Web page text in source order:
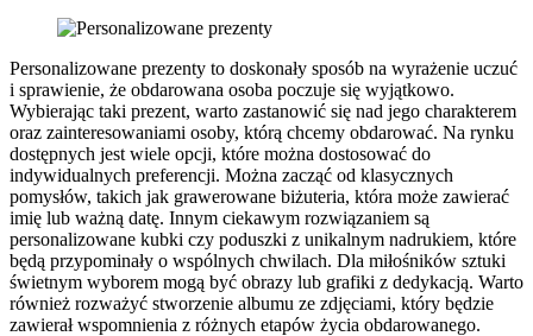
Personalizowane prezenty to doskonały sposób na wyrażenie uczuć
i sprawienie, że obdarowana osoba poczuje się wyjątkowo.
Wybierając taki prezent, warto zastanowić się nad jego charakterem
oraz zainteresowaniami osoby, którą chcemy obdarować. Na rynku
dostępnych jest wiele opcji, które można dostosować do
indywidualnych preferencji. Można zacząć od klasycznych
pomysłów, takich jak grawerowane biżuteria, która może zawierać
imię lub ważną datę. Innym ciekawym rozwiązaniem są
personalizowane kubki czy poduszki z unikalnym nadrukiem, które
będą przypominały o wspólnych chwilach. Dla miłośników sztuki
świetnym wyborem mogą być obrazy lub grafiki z dedykacją. Warto
również rozważyć stworzenie albumu ze zdjęciami, który będzie
zawierał wspomnienia z różnych etapów życia obdarowanego.